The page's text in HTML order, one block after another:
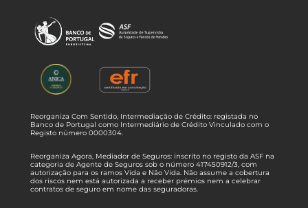
Reorganiza Com Sentido, Intermediação de Crédito: registada no
Banco de Portugal como Intermediário de Crédito Vinculado com o
Registo número 0000304.
Reorganiza Agora, Mediador de Seguros: inscrito no registo da ASF na
categoria de Agente de Seguros sob o número 417450912/3, com
autorização para os ramos Vida e Não Vida. Não assume a cobertura
dos riscos nem está autorizada a receber prémios nem a celebrar
contratos de seguro em nome das seguradoras.